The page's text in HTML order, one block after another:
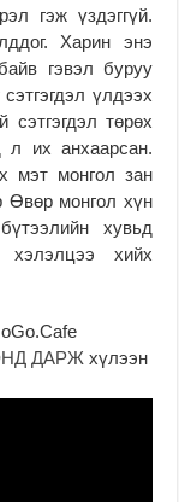
гэж үздэггүй.
Харин энэ
гэвэл буруу
үлдээх
сэтгэгдэл төрөх
их анхаарсан.
мэт монгол зан
Өвөр монгол хүн
хувьд
хэлэлцээ хийх
ДАРЖхүлээн